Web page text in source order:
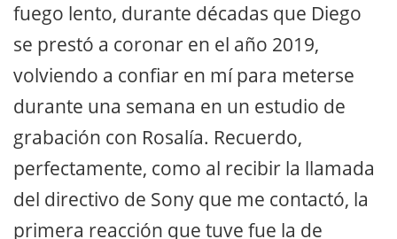
fuego lento, durante décadas que Diego
se prestó a coronar en el año 2019,
volviendo a confiar en mí para meterse
durante una semana en un estudio de
grabación con Rosalía. Recuerdo,
perfectamente, como al recibir la llamada
del directivo de Sony que me contactó, la
primera reacción que tuve fue la de